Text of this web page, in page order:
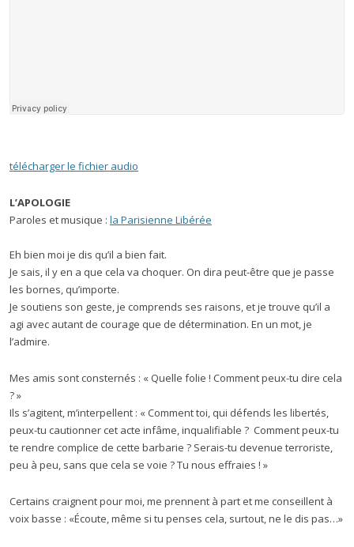
télécharger le fichier audio
L’APOLOGIE
Paroles et musique : la Parisienne Libérée
Eh bien moi je dis qu’il a bien fait.
Je sais, il y en a que cela va choquer. On dira peut-être que je passe
les bornes, qu’importe.
Je soutiens son geste, je comprends ses raisons, et je trouve qu’il a
agi avec autant de courage que de détermination. En un mot, je
l’admire.
Mes amis sont consternés : « Quelle folie ! Comment peux-tu dire cela
? »
Ils s’agitent, m’interpellent : « Comment toi, qui défends les libertés,
peux-tu cautionner cet acte infâme, inqualifiable ? Comment peux-tu
te rendre complice de cette barbarie ? Serais-tu devenue terroriste,
peu à peu, sans que cela se voie ? Tu nous effraies ! »
Certains craignent pour moi, me prennent à part et me conseillent à
voix basse : «Écoute, même si tu penses cela, surtout, ne le dis pas…»